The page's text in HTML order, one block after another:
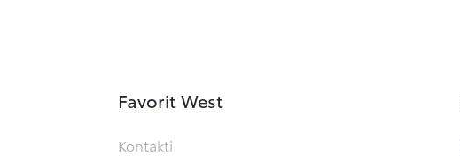
Favorit West
Kontakti